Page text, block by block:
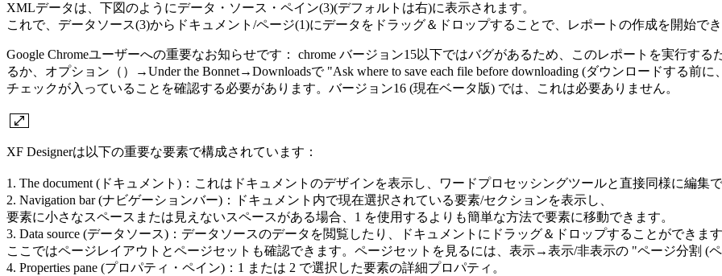
XMLデータは、下図のようにデータ・ソース・ペイン(3)(デフォルトは右)に表示されます。
これで、データソース(3)からドキュメント/ページ(1)にデータをドラッグ＆ドロップすることで、レポートの作成を開始で
Google Chromeユーザーへの重要なお知らせです： chrome バージョン15以下ではバグがあるため、このレポートを実行す
るか、オプション（）→Under the Bonnet→Downloadsで "Ask where to save each file before downloading (ダウンロードする前
チェックが入っていることを確認する必要があります。バージョン16 (現在ベータ版) では、これは必要ありません。
XF Designerは以下の重要な要素で構成されています：
1. The document (ドキュメント)： これはドキュメントのデザインを表示し、ワードプロセッシングツールと直接同様に編集
2. Navigation bar (ナビゲーションバー)：ドキュメント内で現在選択されている要素/セクションを表示し、
要素に小さなスペースまたは見えないスペースがある場合、1 を使用するよりも簡単な方法で要素に移動できます。
3. Data source (データソース)：データソースのデータを閲覧したり、ドキュメントにドラッグ＆ドロップすることができま
ここではページレイアウトとページセットも確認できます。ページセットを見るには、表示→表示/非表示の "ページ分割 (
4. Properties pane (プロパティ・ペイン)：1 または 2 で選択した要素の詳細プロパティ。